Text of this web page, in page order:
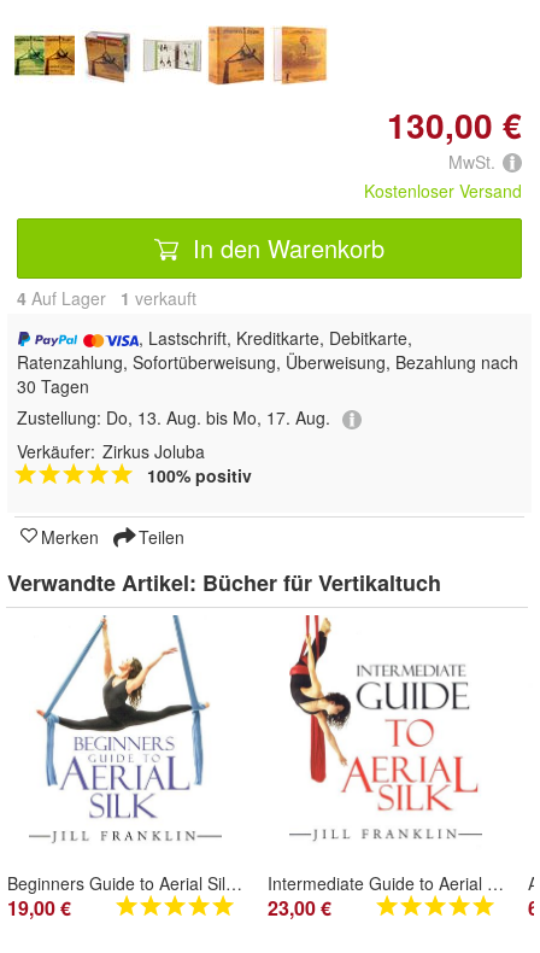
130,00 €
MwSt.
Kostenloser Versand
In den Warenkorb
4 Auf Lager 1 verkauft
, Lastschrift, Kreditkarte, Debitkarte,
Ratenzahlung, Sofortüberweisung, Überweisung, Bezahlung nach
30 Tagen
Zustellung: Do, 13. Aug. bis Mo, 17. Aug.
Verkäufer: Zirkus Joluba
100% positiv
Merken Teilen
Verwandte Artikel: Bücher für Vertikaltuch
Beginners Guide to Aerial Silk - Jill Franklin - Vertikaltuch - Buch
19,00 €
Intermediate Guide to Aerial Silk - Jill Franklin - Vertikaltuch - Buch
23,00 €